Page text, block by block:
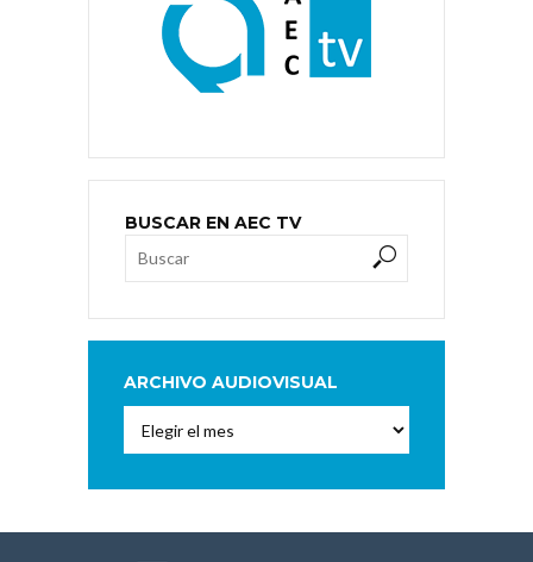
BUSCAR EN AEC TV
ARCHIVO AUDIOVISUAL
Audiovisual